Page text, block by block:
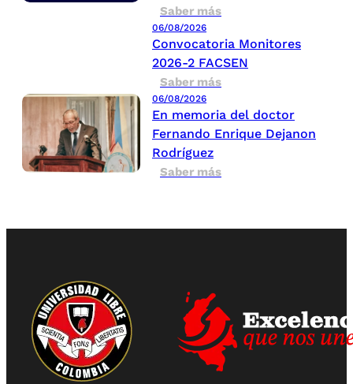
Saber más
06/08/2026
Convocatoria Monitores
2026-2 FACSEN
Saber más
06/08/2026
En memoria del doctor
Fernando Enrique Dejanon
Rodríguez
Saber más